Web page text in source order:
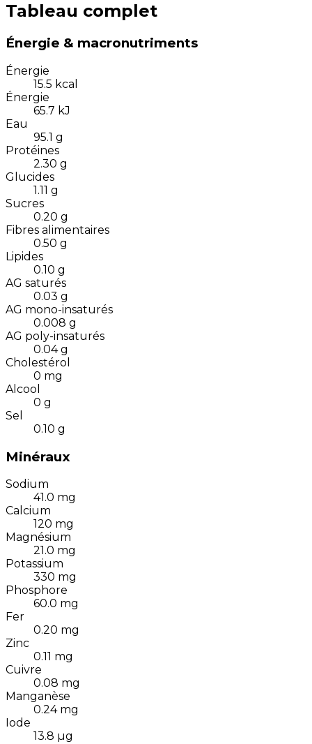
Tableau complet
Énergie & macronutriments
Énergie
15.5 kcal
Énergie
65.7 kJ
Eau
95.1 g
Protéines
2.30 g
Glucides
1.11 g
Sucres
0.20 g
Fibres alimentaires
0.50 g
Lipides
0.10 g
AG saturés
0.03 g
AG mono-insaturés
0.008 g
AG poly-insaturés
0.04 g
Cholestérol
0 mg
Alcool
0 g
Sel
0.10 g
Minéraux
Sodium
41.0 mg
Calcium
120 mg
Magnésium
21.0 mg
Potassium
330 mg
Phosphore
60.0 mg
Fer
0.20 mg
Zinc
0.11 mg
Cuivre
0.08 mg
Manganèse
0.24 mg
Iode
13.8 µg